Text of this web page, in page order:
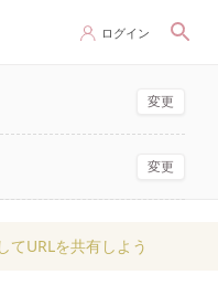
ログイン
変更
変更
URLを共有しよう